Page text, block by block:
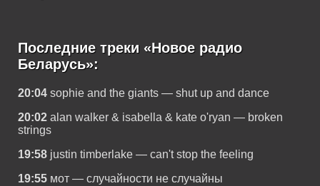
Последние треки «Новое радио
Беларусь»:
20:04 sophie and the giants — shut up and dance
20:02 alan walker & isabella & kate o'ryan — broken
strings
19:58 justin timberlake — can't stop the feeling
19:55 мот — случайности не случайны